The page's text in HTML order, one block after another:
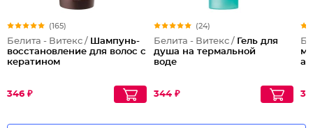
(165)
Белита - Витекс / Шампунь-
восстановление для волос с
кератином
346 ₽
(24)
Белита - Витекс / Гель для
душа на термальной
воде
344 ₽